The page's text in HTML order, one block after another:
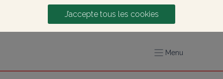
J’accepte tous les cookies
Menu